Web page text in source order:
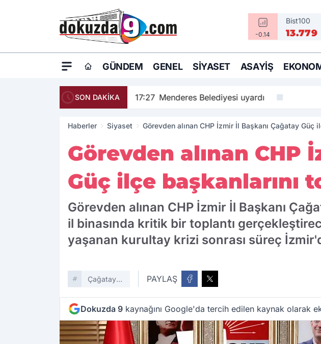
-0.14
Bist100
13.779
GÜNDEM GENEL SIYASET ASAYIŞ
SON DAKİKA 17:27 Menderes Belediyesi uyardı
Haberler Siyaset Görevden alınan CHP İzmir İl Başkanı Çağatay Güç
Görevden alınan CHP
Güç ilçe başkanlarını
Görevden alınan CHP İzmir İl Başkanı
il binasında kritik bir toplantı
yaşanan kurultay krizi sonrası süreç
Çağatay
PAYLAŞ
Dokuzda 9 kaynağını Google'da tercih edilen kaynak olarak